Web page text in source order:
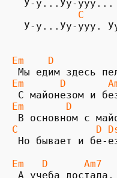
  У-у...Уу-ууу...
С
У-у...Уу-ууу.
Em    D
Em      D
Em       D
C             D
Но бывает и бе-
Em   D      Am7